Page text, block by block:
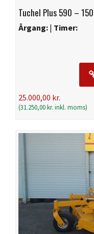
Tuchel Plus 590 – 150
Årgang: | Timer:
25.000,00 kr.
(31.250,00kr. inkl. moms)